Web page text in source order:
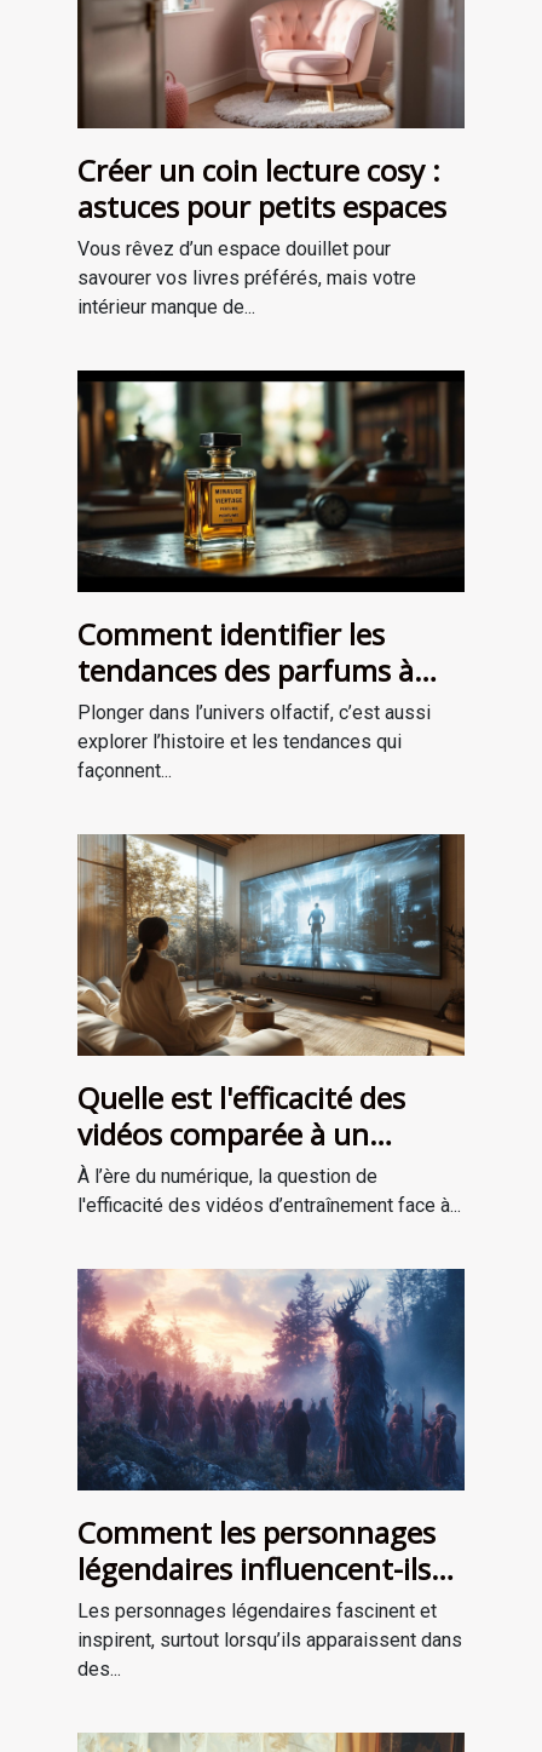
Créer un coin lecture cosy :
astuces pour petits espaces
Vous rêvez d’un espace douillet pour
savourer vos livres préférés, mais votre
intérieur manque de...
Comment identifier les
tendances des parfums à
travers les époques ?
Plonger dans l’univers olfactif, c’est aussi
explorer l’histoire et les tendances qui
façonnent...
Quelle est l'efficacité des
vidéos comparée à un
entraînement en personne ?
À l’ère du numérique, la question de
l'efficacité des vidéos d’entraînement face à...
Comment les personnages
légendaires influencent-ils
les récits de survie ?
Les personnages légendaires fascinent et
inspirent, surtout lorsqu’ils apparaissent dans
des...